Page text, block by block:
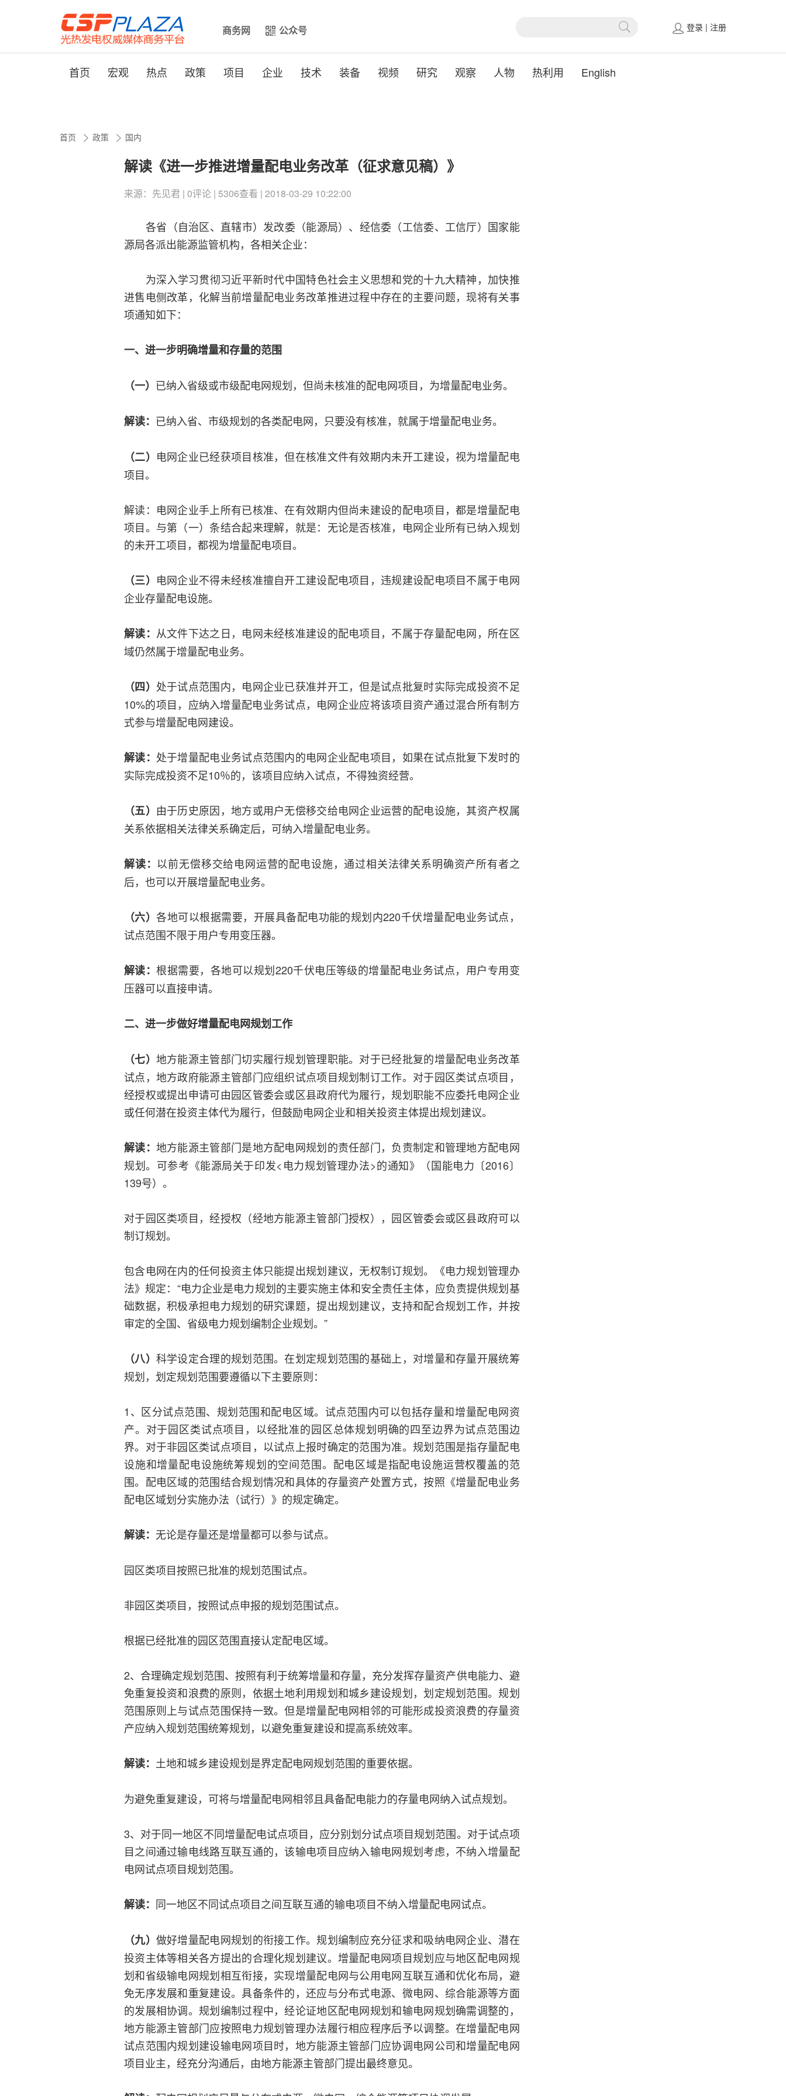
商务网 公众号 登录 | 注册
首页 宏观 热点 政策 项目 企业 技术 装备 视频 研究 观察 人物 热利用 English
首页 政策 国内
解读《进一步推进增量配电业务改革（征求意见稿）》
来源：先见君 | 0评论 | 5306查看 | 2018-03-29 10:22:00
各省（自治区、直辖市）发改委（能源局）、经信委（工信委、工信厅）国家能
源局各派出能源监管机构，各相关企业：
为深入学习贯彻习近平新时代中国特色社会主义思想和党的十九大精神，加快推
进售电侧改革，化解当前增量配电业务改革推进过程中存在的主要问题，现将有关事
项通知如下：
一、进一步明确增量和存量的范围
（一） 已纳入省级或市级配电网规划，但尚未核准的配电网项目，为增量配电业务。
解读： 已纳入省、市级规划的各类配电网，只要没有核准，就属于增量配电业务。
（二） 电网企业已经获项目核准，但在核准文件有效期内未开工建设，视为增量配电
项目。
解读：电网企业手上所有已核准、在有效期内但尚未建设的配电项目，都是增量配电
项目。与第（一）条结合起来理解，就是：无论是否核准，电网企业所有已纳入规划
的未开工项目，都视为增量配电项目。
（三） 电网企业不得未经核准擅自开工建设配电项目，违规建设配电项目不属于电网
企业存量配电设施。
解读： 从文件下达之日，电网未经核准建设的配电项目，不属于存量配电网，所在区
域仍然属于增量配电业务。
（四） 处于试点范围内，电网企业已获准并开工，但是试点批复时实际完成投资不足
10%的项目，应纳入增量配电业务试点，电网企业应将该项目资产通过混合所有制方
式参与增量配电网建设。
解读： 处于增量配电业务试点范围内的电网企业配电项目，如果在试点批复下发时的
实际完成投资不足10％的，该项目应纳入试点，不得独资经营。
（五） 由于历史原因，地方或用户无偿移交给电网企业运营的配电设施，其资产权属
关系依据相关法律关系确定后，可纳入增量配电业务。
解读： 以前无偿移交给电网运营的配电设施，通过相关法律关系明确资产所有者之
后，也可以开展增量配电业务。
（六）各地可以根据需要，开展具备配电功能的规划内220千伏增量配电业务试点，
试点范围不限于用户专用变压器。
解读：根据需要，各地可以规划220千伏电压等级的增量配电业务试点，用户专用变
压器可以直接申请。
二、进一步做好增量配电网规划工作
（七） 地方能源主管部门切实履行规划管理职能。对于已经批复的增量配电业务改革
试点，地方政府能源主管部门应组织试点项目规划制订工作。对于园区类试点项目，
经授权或提出申请可由园区管委会或区县政府代为履行，规划职能不应委托电网企业
或任何潜在投资主体代为履行，但鼓励电网企业和相关投资主体提出规划建议。
解读： 地方能源主管部门是地方配电网规划的责任部门，负责制定和管理地方配电网
规划。可参考《能源局关于印发<电力规划管理办法>的通知》（国能电力〔2016〕
139号）。
对于园区类项目，经授权（经地方能源主管部门授权），园区管委会或区县政府可以
制订规划。
包含电网在内的任何投资主体只能提出规划建议，无权制订规划。《电力规划管理办
法》规定：“电力企业是电力规划的主要实施主体和安全责任主体，应负责提供规划基
础数据，积极承担电力规划的研究课题，提出规划建议，支持和配合规划工作，并按
审定的全国、省级电力规划编制企业规划。”
（八） 科学设定合理的规划范围。在划定规划范围的基础上，对增量和存量开展统筹
规划，划定规划范围要遵循以下主要原则：
1、区分试点范围、规划范围和配电区域。试点范围内可以包括存量和增量配电网资
产。对于园区类试点项目，以经批准的园区总体规划明确的四至边界为试点范围边
界。对于非园区类试点项目，以试点上报时确定的范围为准。规划范围是指存量配电
设施和增量配电设施统筹规划的空间范围。配电区域是指配电设施运营权覆盖的范
围。配电区域的范围结合规划情况和具体的存量资产处置方式，按照《增量配电业务
配电区域划分实施办法（试行）》的规定确定。
解读： 无论是存量还是增量都可以参与试点。
园区类项目按照已批准的规划范围试点。
非园区类项目，按照试点申报的规划范围试点。
根据已经批准的园区范围直接认定配电区域。
2、合理确定规划范围、按照有利于统筹增量和存量，充分发挥存量资产供电能力、避
免重复投资和浪费的原则，依据土地利用规划和城乡建设规划，划定规划范围。规划
范围原则上与试点范围保持一致。但是增量配电网相邻的可能形成投资浪费的存量资
产应纳入规划范围统筹规划，以避免重复建设和提高系统效率。
解读： 土地和城乡建设规划是界定配电网规划范围的重要依据。
为避免重复建设，可将与增量配电网相邻且具备配电能力的存量电网纳入试点规划。
3、对于同一地区不同增量配电试点项目，应分别划分试点项目规划范围。对于试点项
目之间通过输电线路互联互通的，该输电项目应纳入输电网规划考虑，不纳入增量配
电网试点项目规划范围。
解读： 同一地区不同试点项目之间互联互通的输电项目不纳入增量配电网试点。
（九） 做好增量配电网规划的衔接工作。规划编制应充分征求和吸纳电网企业、潜在
投资主体等相关各方提出的合理化规划建议。增量配电网项目规划应与地区配电网规
划和省级输电网规划相互衔接，实现增量配电网与公用电网互联互通和优化布局，避
免无序发展和重复建设。具备条件的，还应与分布式电源、微电网、综合能源等方面
的发展相协调。规划编制过程中，经论证地区配电网规划和输电网规划确需调整的，
地方能源主管部门应按照电力规划管理办法履行相应程序后予以调整。在增量配电网
试点范围内规划建设输电网项目时，地方能源主管部门应协调电网公司和增量配电网
项目业主，经充分沟通后，由地方能源主管部门提出最终意见。